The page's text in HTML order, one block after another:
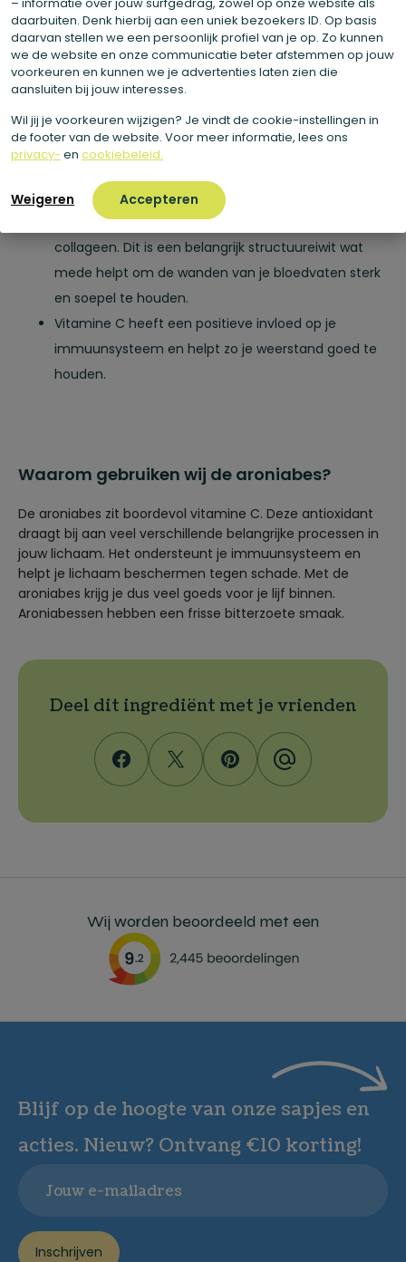
daarbuiten. Denk hierbij aan een uniek bezoekers ID. Op basis
daarvan stellen we een persoonlijk profiel van je op. Zo kunnen
we de website en onze communicatie beter afstemmen op jouw
voorkeuren en kunnen we je advertenties laten zien die
aansluiten bij jouw interesses.
Wil jij je voorkeuren wijzigen? Je vindt de cookie-instellingen in
de footer van de website. Voor meer informatie, lees ons
privacy- en cookiebeleid.
Weigeren Accepteren
Vitamine C heeft een positieve invloed op de
werking van ons geheugen en
concentratievermogen. Bovendien is het gunstig
voor een goede geestelijke balans.
Vitamine C is goed voor de aanmaak van kraakbeen
in je gewrichten en helpt hierdoor je gewrichten
sterk te houden.
Vitamine C is van belang voor de vorming van
collageen. Dit is een belangrijk structuureiwit wat
mede helpt om de wanden van je bloedvaten sterk
en soepel te houden.
Vitamine C heeft een positieve invloed op je
immuunsysteem en helpt zo je weerstand goed te
houden.
Waarom gebruiken wij de aroniabes?
De aroniabes zit boordevol vitamine C. Deze antioxidant
draagt bij aan veel verschillende belangrijke processen in
jouw lichaam. Het ondersteunt je immuunsysteem en
helpt je lichaam beschermen tegen schade. Met de
aroniabes krijg je dus veel goeds voor je lijf binnen.
Aroniabessen hebben een frisse bitterzoete smaak.
Deel dit ingrediënt met je vrienden
Wij worden beoordeeld met een
Blijf op de hoogte van onze sapjes en
acties. Nieuw? Ontvang €10 korting!
Inschrijven